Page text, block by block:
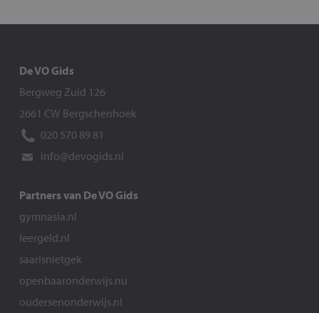
De VO Gids
Bergweg Zuid 126
2661 CW Bergschenhoek
020 570 89 81
info@devogids.nl
Partners van De VO Gids
gymnasia.nl
leergeld.nl
saarisnietgek
openbaaronderwijs.nu
oudersenonderwijs.nl